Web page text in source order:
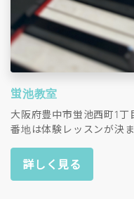
蛍池教室
大阪府豊中市蛍池西町1丁
番地は体験レッスンが決
詳しく見る